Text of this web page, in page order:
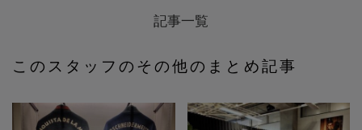
記事一覧
このスタッフのその他のまとめ記事